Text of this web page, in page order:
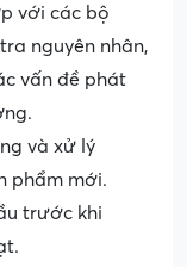
với các bộ
nguyên nhân,
vấn đề phát
và xử lý
phẩm mới.
trước khi